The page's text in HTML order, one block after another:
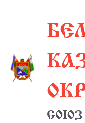
содержимому
СОЮЗ